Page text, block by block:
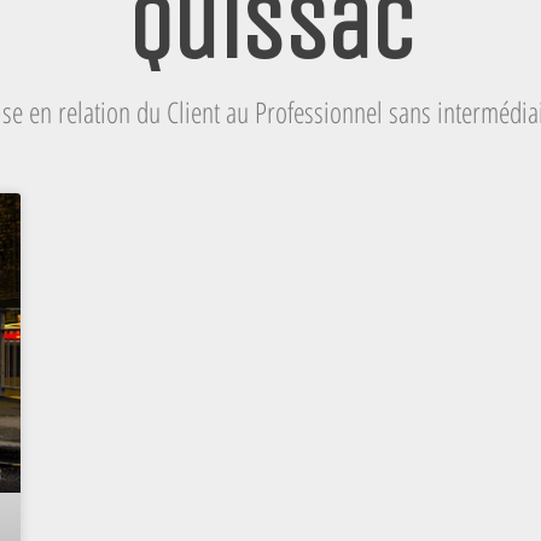
Quissac
en relation du Client au Professionnel sans